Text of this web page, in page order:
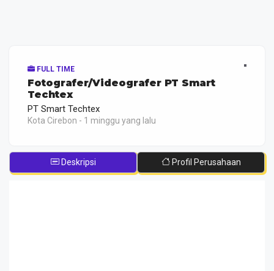
FULL TIME
Fotografer/Videografer PT Smart
Techtex
PT Smart Techtex
Kota Cirebon - 1 minggu yang lalu
Deskripsi Profil Perusahaan